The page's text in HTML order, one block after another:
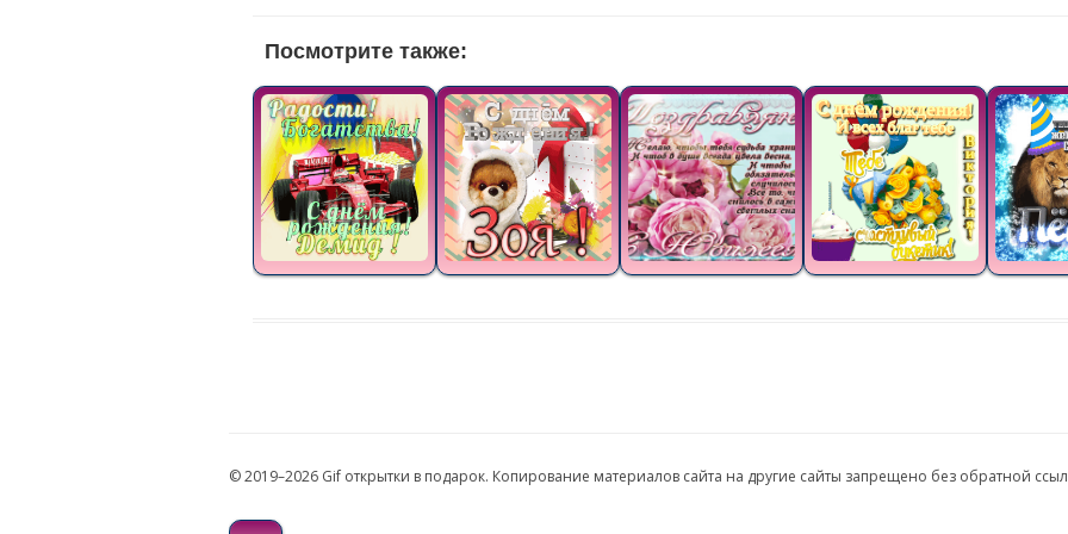
Посмотрите также:
© 2019–2026 Gif открытки в подарок. Копирование материалов сайта на другие сайты запрещено без обратной